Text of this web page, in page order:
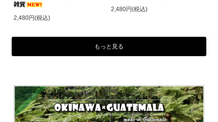
雑貨
2,480円(税込)
2,480円(税込)
もっと見る